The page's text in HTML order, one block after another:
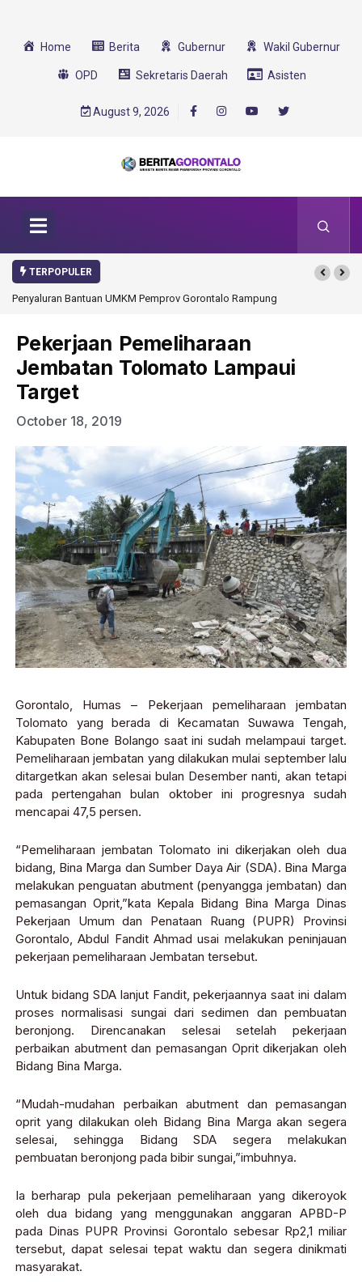
Home Berita Gubernur Wakil Gubernur
OPD Sekretaris Daerah Asisten
August 9, 2026
TERPOPULER
Penyaluran Bantuan UMKM Pemprov Gorontalo Rampung
Pekerjaan Pemeliharaan
Jembatan Tolomato Lampaui
Target
October 18, 2019
Gorontalo, Humas – Pekerjaan pemeliharaan jembatan
Tolomato yang berada di Kecamatan Suwawa Tengah,
Kabupaten Bone Bolango saat ini sudah melampaui target.
Pemeliharaan jembatan yang dilakukan mulai september lalu
ditargetkan akan selesai bulan Desember nanti, akan tetapi
pada pertengahan bulan oktober ini progresnya sudah
mencapai 47,5 persen.
“Pemeliharaan jembatan Tolomato ini dikerjakan oleh dua
bidang, Bina Marga dan Sumber Daya Air (SDA). Bina Marga
melakukan penguatan abutment (penyangga jembatan) dan
pemasangan Oprit,”kata Kepala Bidang Bina Marga Dinas
Pekerjaan Umum dan Penataan Ruang (PUPR) Provinsi
Gorontalo, Abdul Fandit Ahmad usai melakukan peninjauan
pekerjaan pemeliharaan Jembatan tersebut.
Untuk bidang SDA lanjut Fandit, pekerjaannya saat ini dalam
proses normalisasi sungai dari sedimen dan pembuatan
beronjong. Direncanakan selesai setelah pekerjaan
perbaikan abutment dan pemasangan Oprit dikerjakan oleh
Bidang Bina Marga.
“Mudah-mudahan perbaikan abutment dan pemasangan
oprit yang dilakukan oleh Bidang Bina Marga akan segera
selesai, sehingga Bidang SDA segera melakukan
pembuatan beronjong pada bibir sungai,”imbuhnya.
Ia berharap pula pekerjaan pemeliharaan yang dikeroyok
oleh dua bidang yang menggunakan anggaran APBD-P
pada Dinas PUPR Provinsi Gorontalo sebesar Rp2,1 miliar
tersebut, dapat selesai tepat waktu dan segera dinikmati
masyarakat.